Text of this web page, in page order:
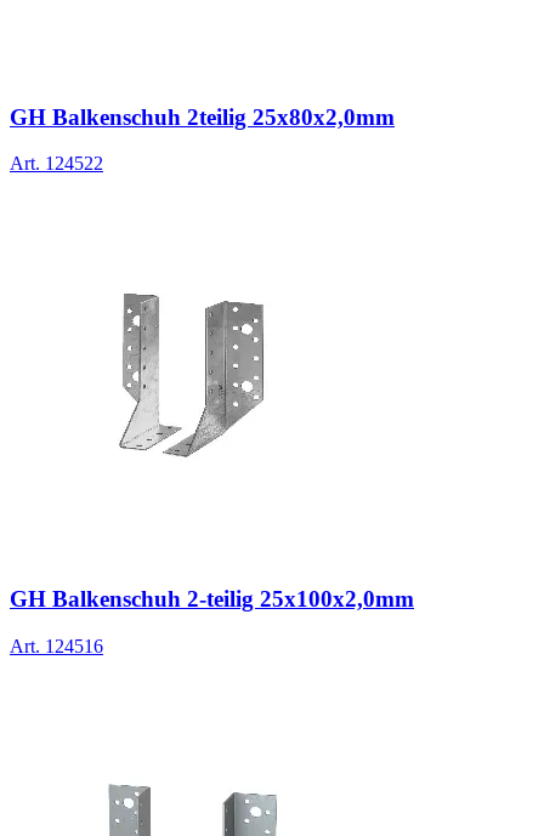
GH Balkenschuh 2teilig 25x80x2,0mm
Art. 124522
GH Balkenschuh 2-teilig 25x100x2,0mm
Art. 124516